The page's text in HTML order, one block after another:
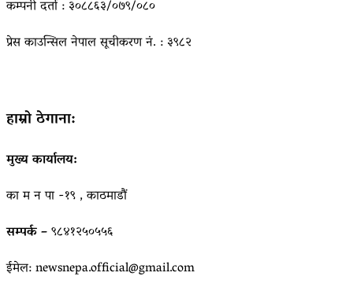
कम्पनी दर्ता : ३०८८६३/०७९/०८०
प्रेस काउन्सिल नेपाल सूचीकरण नं. : ३९८२
हाम्रो ठेगाना:
मुख्य कार्यालय:
का म न पा -१९ , काठमाडौं
सम्पर्क –९८४१२५०५५६
ईमेल: newsnepa.official@gmail.com